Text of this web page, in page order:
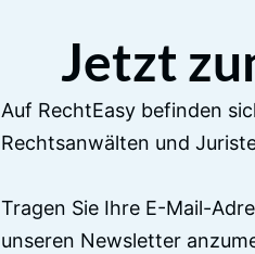
Jetzt
Auf RechtEasy befinden
Rechtsanwälten und
Tragen Sie Ihre E-Mail-
unseren Newsletter